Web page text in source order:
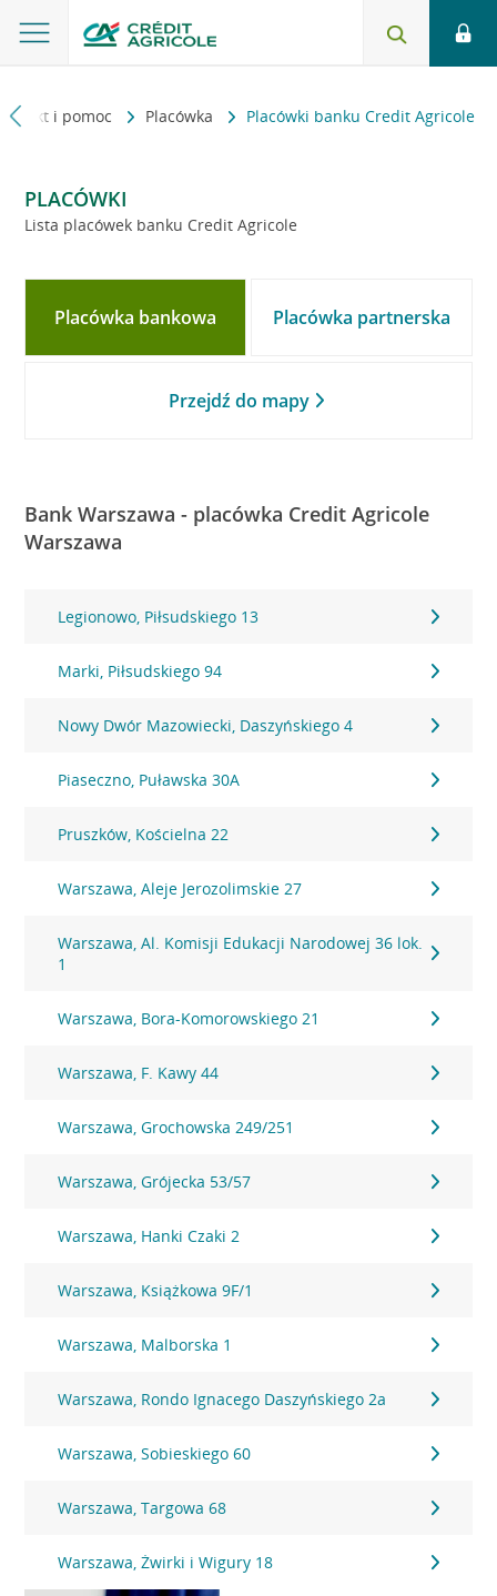
i pomoc Placówka Placówki banku Credit Agricole
PLACÓWKI
Lista placówek banku Credit Agricole
Placówka bankowa Placówka partnerska
Przejdź do mapy
Bank Warszawa - placówka Credit Agricole
Warszawa
Legionowo, Piłsudskiego 13
Marki, Piłsudskiego 94
Nowy Dwór Mazowiecki, Daszyńskiego 4
Piaseczno, Puławska 30A
Pruszków, Kościelna 22
Warszawa, Aleje Jerozolimskie 27
Warszawa, Al. Komisji Edukacji Narodowej 36 lok.
1
Warszawa, Bora-Komorowskiego 21
Warszawa, F. Kawy 44
Warszawa, Grochowska 249/251
Warszawa, Grójecka 53/57
Warszawa, Hanki Czaki 2
Warszawa, Książkowa 9F/1
Warszawa, Malborska 1
Warszawa, Rondo Ignacego Daszyńskiego 2a
Warszawa, Sobieskiego 60
Warszawa, Targowa 68
Warszawa, Żwirki i Wigury 18